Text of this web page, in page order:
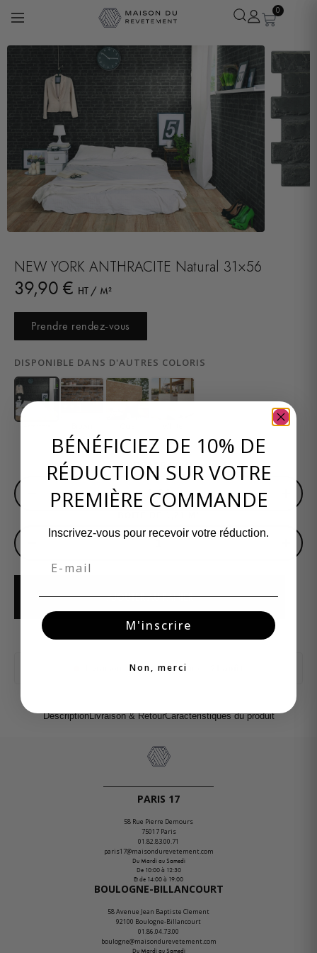
0
NEW YORK ANTHRACITE Natural 31×56
39,90 € HT / M²
Prendre rendez-vous
DISPONIBLE DANS D'AUTRES COLORIS
SURFACE EN M²
AJOUTER AU PANIER
Livraison chez vous à partir du
DescriptionLivraison & RetourCaractéristiques du produit
PARIS 17
58 Rue Pierre Demours
75017 Paris
01.82.83.00.71
paris17@maisondurevetement.com
Du Mardi au Samedi
De 10:00 à 12:30
Et de 14:00 à 19:00
BOULOGNE-BILLANCOURT
58 Avenue Jean Baptiste Clement
92100 Boulogne-Billancourt
01.86.04.73.00
boulogne@maisondurevetement.com
Du Mardi au Samedi
Léa
· Experte revêtements
BÉNÉFICIEZ DE 10% DE
RÉDUCTION SUR VOTRE
PREMIÈRE COMMANDE
Inscrivez-vous pour recevoir votre réduction.
Email
M'inscrire
Non, merci